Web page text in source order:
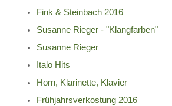
Fink & Steinbach 2016
Susanne Rieger - "Klangfarben"
Susanne Rieger
Italo Hits
Horn, Klarinette, Klavier
Frühjahrsverkostung 2016